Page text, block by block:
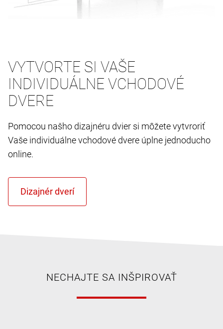
VYTVORTE SI VAŠE
INDIVIDUÁLNE VCHODOVÉ
DVERE
Pomocou našho dizajnéru dvier si môžete vytvroriť
Vaše individuálne vchodové dvere úplne jednoducho
online.
NECHAJTE SA INŠPIROVAŤ